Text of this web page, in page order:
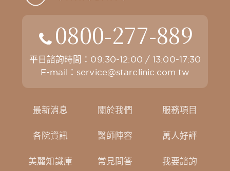
0800-277-889
平日諮詢時間：09:30-12:00 / 13:00-17:30
E-mail： service@starclinic.com.tw
最新消息 關於我們 服務項目
各院資訊 醫師陣容 萬人好評
美麗知識庫 常見問答 我要諮詢